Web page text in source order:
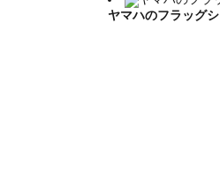
PSF2（価格：
ヤマハのフラッグ